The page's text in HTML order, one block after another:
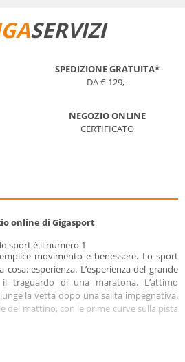
SERVIZI
SPEDIZIONE GRATUITA*
DA € 129,-
NEGOZIO ONLINE
CERTIFICATO
online di Gigasport
sport è il numero 1
movimento e benessere. Lo sport
esperienza. L’esperienza del grande
traguardo di una maratona. L’attimo
la vetta dopo una salita impegnativa.
del mattino, con le prime curve sulla pista